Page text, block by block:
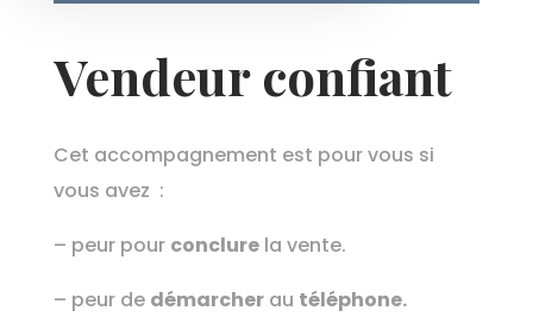
Vendeur confiant
Cet accompagnement est pour vous si
vous avez :
– peur pour conclurela vente.
– peur de démarcherau téléphone.